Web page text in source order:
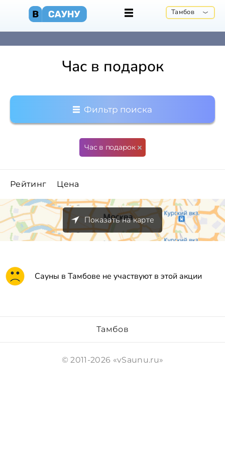
Тамбов
Час в подарок
Фильтр поиска
Час в подарок
Рейтинг Цена
Показать на карте
Сауны в Тамбове не участвуют в этой акции
Тамбов
© 2011-2026 «vSaunu.ru»